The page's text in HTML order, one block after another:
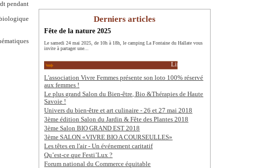
pendant
Derniers articles
Fête de la nature 2025
Le samedi 24 mai 2025, de 10h à 18h, le camping La Fontaine du Hallate vous
invite à partager une...
Lire la suite
L'association Vivre Femmes présente son loto 100% réservé
aux femmes !
Le plus grand Salon du Bien-être, Bio &Thérapies de Haute
Savoie !
Univers du bien-être et art culinaire - 26 et 27 mai 2018
3ème édition Salon du Jardin & Fête des Plantes 2018
3ème Salon BIO GRAND EST 2018
3ème SALON «VIVRE BIO A COURSEULLES»
Les têtes en l'air - Un événement caritatif
Qu’est-ce que Festi’Lux ?
Forum national du Commerce équitable